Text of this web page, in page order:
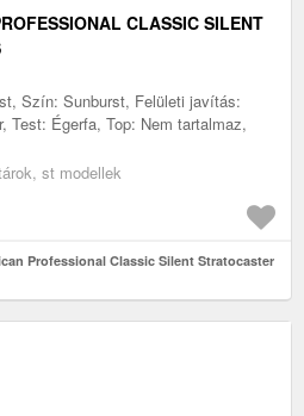
CLASSIC SILENT
Szín: Sunburst, Felületi javítás:
Test: Égerfa, Top: Nem tartalmaz,
st modellek
Professional Classic Silent Stratocaster